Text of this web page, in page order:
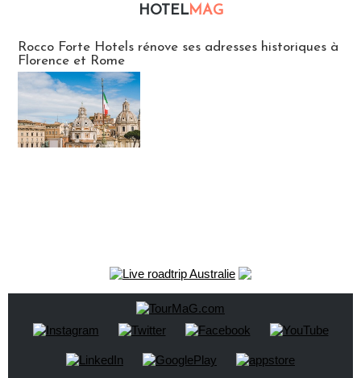
HOTELMAG
Rocco Forte Hotels rénove ses adresses historiques à
Florence et Rome